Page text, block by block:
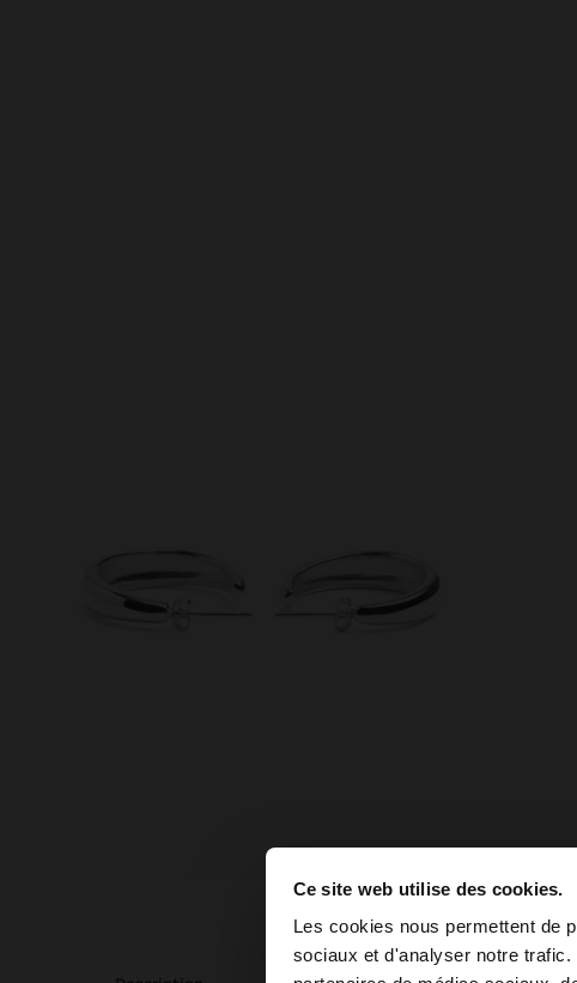
Ce site web utilise des cookies.
Les cookies nous permettent de
sociaux et d'analyser notre
bonjour